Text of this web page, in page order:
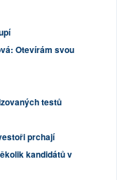
Otevírám svou
testů
prchají
kandidátů v